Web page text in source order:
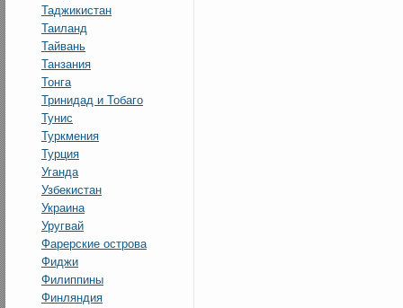
Таджикистан
Таиланд
Тайвань
Танзания
Тонга
Тринидад и Тобаго
Тунис
Туркмения
Турция
Уганда
Узбекистан
Украина
Уругвай
Фарерские острова
Фиджи
Филиппины
Финляндия